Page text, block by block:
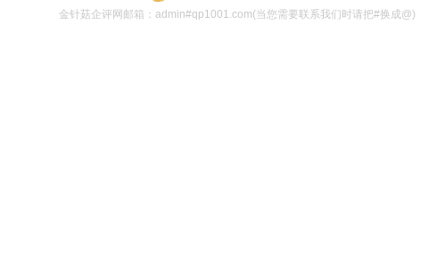
金针菇企评网邮箱：admin#qp1001.com(当您需要联系我们时请把#换成@)